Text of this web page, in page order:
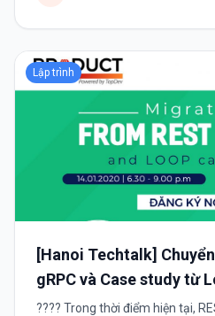
Lập trình
[Hanoi Techtalk]
gRPC và Case study từ
???? Trong thời điểm hiện tại,